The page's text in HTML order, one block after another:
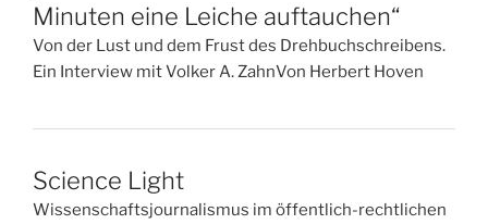
Minuten eine Leiche auftauchen“
Von der Lust und dem Frust des Drehbuchschreibens.
Ein Interview mit Volker A. ZahnVon Herbert Hoven
Science Light
Wissenschaftsjournalismus im öffentlich-rechtlichen